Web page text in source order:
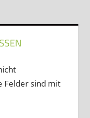
Felder sind mit